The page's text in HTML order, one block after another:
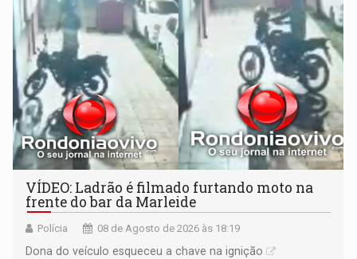
VÍDEO: Ladrão é filmado furtando moto na
frente do bar da Marleide
Polícia 08 de Agosto de 2026 às 18:19
Dona do veículo esqueceu a chave na ignição